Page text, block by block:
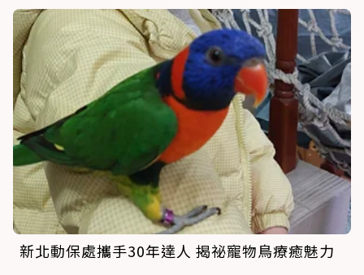
新北動保處攜手30年達人 揭祕寵物鳥療癒魅力